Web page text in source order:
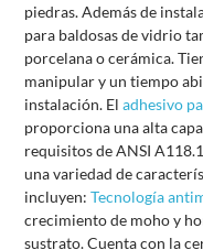
piedras. Además de
para baldosas de vidrio
porcelana o cerámica.
manipular y un tiempo
instalación. Eladhesivo
proporciona una alta
requisitos de ANSI
una variedad de
incluyen:Tecnología
crecimiento de moho y
sustrato. Cuenta con la